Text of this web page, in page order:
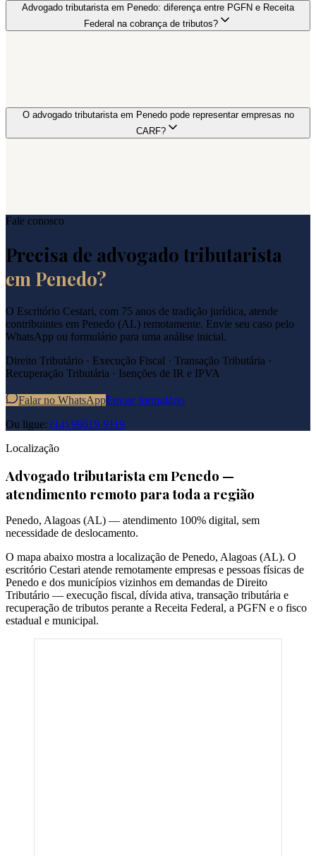
Advogado tributarista em Penedo: diferença entre PGFN e Receita
Federal na cobrança de tributos?
O advogado tributarista em Penedo pode representar empresas no
CARF?
Fale conosco
Precisa de advogado tributarista
em Penedo?
O Escritório Cestari, com 75 anos de tradição jurídica, atende
contribuintes em Penedo (AL) remotamente. Envie seu caso pelo
WhatsApp ou formulário para uma análise inicial.
Direito Tributário · Execução Fiscal · Transação Tributária ·
Recuperação Tributária · Isenções de IR e IPVA
Falar no WhatsAppEnviar formulário
Ou ligue: (14) 99619-9119
Localização
Advogado tributarista emPenedo —
atendimento remoto para toda a região
Penedo, Alagoas (AL) — atendimento 100% digital, sem
necessidade de deslocamento.
O mapa abaixo mostra a localização de Penedo, Alagoas (AL). O
escritório Cestari atende remotamente empresas e pessoas físicas de
Penedo e dos municípios vizinhos em demandas de Direito
Tributário — execução fiscal, dívida ativa, transação tributária e
recuperação de tributos perante a Receita Federal, a PGFN e o fisco
estadual e municipal.